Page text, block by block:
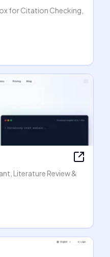
for Citation Checking,
Literature Review &